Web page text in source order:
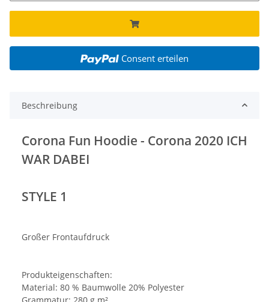
Consent erteilen
Beschreibung
Corona Fun Hoodie - Corona 2020 ICH
WAR DABEI
STYLE 1
Großer Frontaufdruck
Produkteigenschaften:
Material: 80 % Baumwolle 20% Polyester